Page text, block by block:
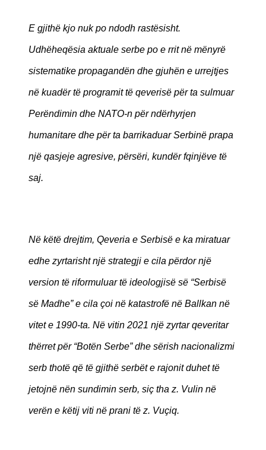
E gjithë kjo nuk po ndodh rastësisht.
Udhëheqësia aktuale serbe po e rrit në mënyrë
sistematike propagandën dhe gjuhën e urrejtjes
në kuadër të programit të qeverisë për ta sulmuar
Perëndimin dhe NATO-n për ndërhyrjen
humanitare dhe për ta barrikaduar Serbinë prapa
një qasjeje agresive, përsëri, kundër fqinjëve të
saj.
Në këtë drejtim, Qeveria e Serbisë e ka miratuar
edhe zyrtarisht një strategji e cila përdor një
version të riformuluar të ideologjisë së “Serbisë
së Madhe” e cila çoi në katastrofë në Ballkan në
vitet e 1990-ta. Në vitin 2021 një zyrtar qeveritar
thërret për “Botën Serbe” dhe sërish nacionalizmi
serb thotë që të gjithë serbët e rajonit duhet të
jetojnë nën sundimin serb, siç tha z. Vulin në
verën e këtij viti në prani të z. Vuçiq.